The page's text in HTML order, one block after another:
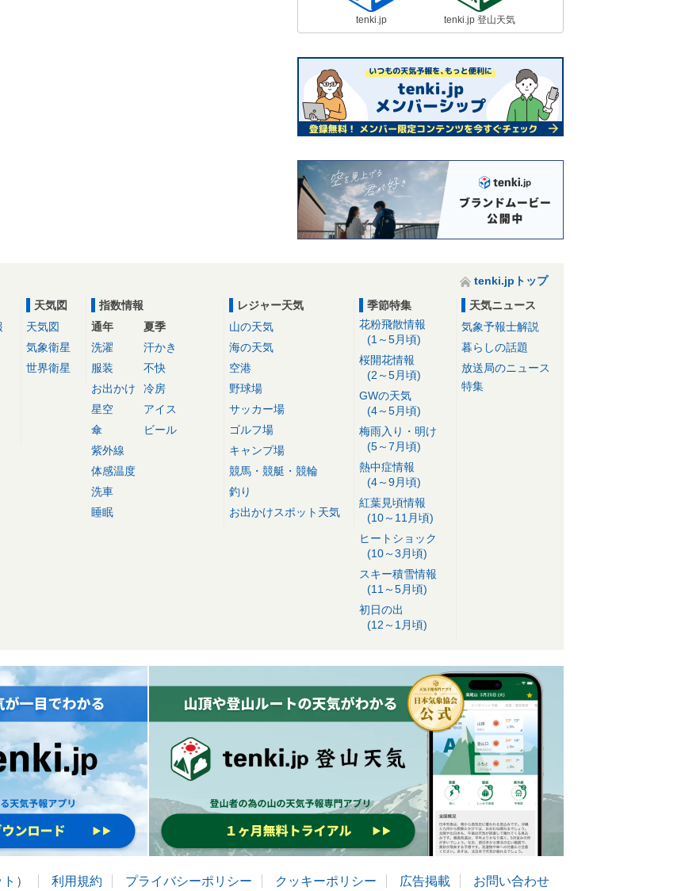
tenki.jp tenki.jp 登山天気
tenki.jpトップ
天気図
天気図
気象衛星
世界衛星
指数情報
通年
洗濯
服装
お出かけ
星空
傘
紫外線
体感温度
洗車
睡眠
夏季
汗かき
不快
冷房
アイス
ビール
レジャー天気
山の天気
海の天気
空港
野球場
サッカー場
ゴルフ場
キャンプ場
競馬・競艇・競輪
釣り
お出かけスポット天気
季節特集
花粉飛散情報
(1～5月頃)
桜開花情報
(2～5月頃)
GWの天気
(4～5月頃)
梅雨入り・明け
(5～7月頃)
熱中症情報
(4～9月頃)
紅葉見頃情報
(10～11月頃)
ヒートショック
(10～3月頃)
スキー積雪情報
(11～5月頃)
初日の出
(12～1月頃)
天気ニュース
気象予報士解説
暮らしの話題
放送局のニュース
特集
） 利用規約 プライバシーポリシー クッキーポリシー 広告掲載 お問い合わせ